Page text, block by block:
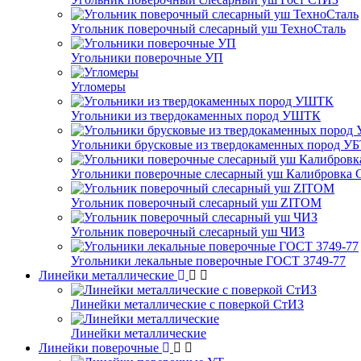
Угольник поверочный слесарный уш ТехноСталь
Угольники поверочные УП
Угломеры
Угольники из твердокаменных пород УШТК
Угольники брусковые из твердокаменных пород
Угольники поверочные слесарный уш Калибровка
Угольник поверочный слесарный уш ZITOM
Угольник поверочный слесарный уш ЧИЗ
Угольники лекальные поверочные ГОСТ 3749-77
Линейки металлические
Линейки металлические с поверкой СтИЗ
Линейки металлические
Линейки поверочные